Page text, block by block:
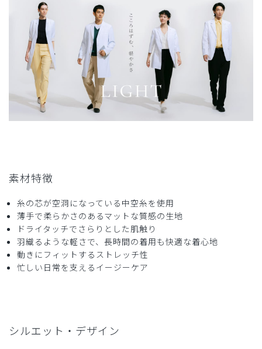
素材特徴
糸の芯が空洞になっている中空糸を使用
薄手で柔らかさのあるマットな質感の生地
ドライタッチでさらりとした肌触り
羽織るような軽さで、長時間の着用も快適な着心地
動きにフィットするストレッチ性
忙しい日常を支えるイージーケア
シルエット・デザイン